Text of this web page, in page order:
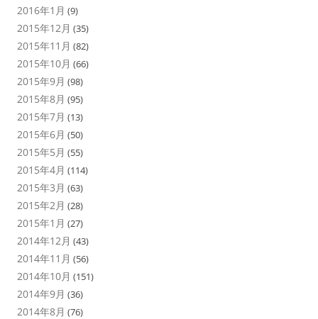
2016年1月 (9)
2015年12月 (35)
2015年11月 (82)
2015年10月 (66)
2015年9月 (98)
2015年8月 (95)
2015年7月 (13)
2015年6月 (50)
2015年5月 (55)
2015年4月 (114)
2015年3月 (63)
2015年2月 (28)
2015年1月 (27)
2014年12月 (43)
2014年11月 (56)
2014年10月 (151)
2014年9月 (36)
2014年8月 (76)